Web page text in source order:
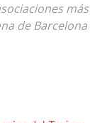
más
de Barcelona